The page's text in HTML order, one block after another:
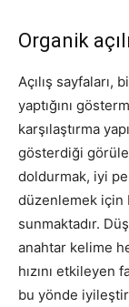
Organik
Açılış sayfaları,
yaptığını
karşılaştırma
gösterdiği
doldurmak, iyi
düzenlemek için
sunmaktadır.
anahtar kelime
hızını etkileyen
bu yönde